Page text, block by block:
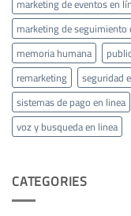
marketing de eventos en
marketing de
memoria humana
remarketing
seguridad
sistemas de pago en linea
voz y busqueda en linea
CATEGORIES